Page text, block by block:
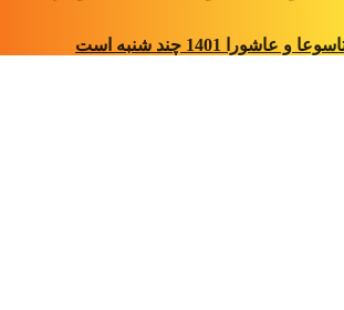
و عاشورا 1401 چند شنبه است